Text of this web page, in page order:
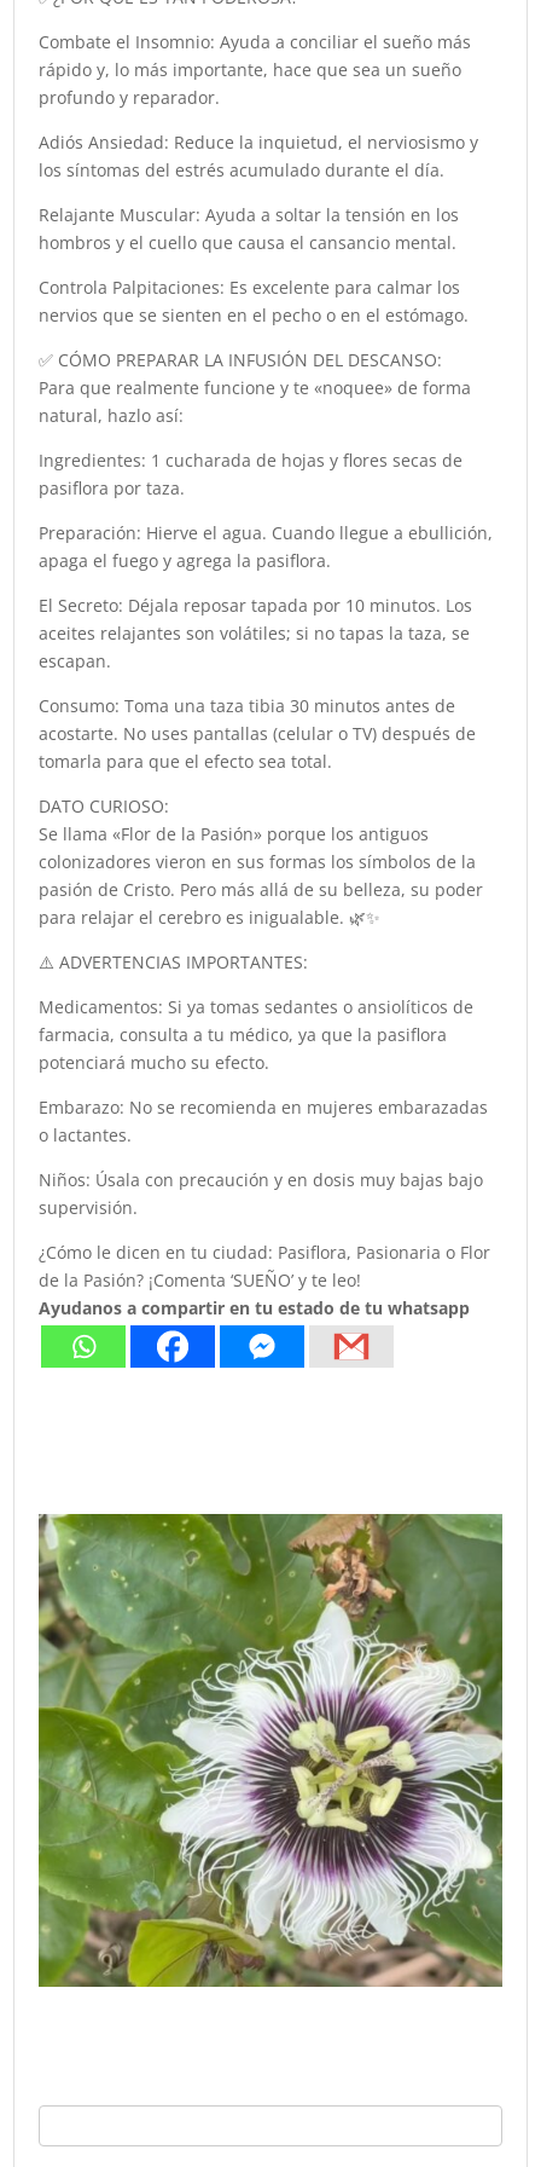
Combate el Insomnio: Ayuda a conciliar el sueño más
rápido y, lo más importante, hace que sea un sueño
profundo y reparador.
Adiós Ansiedad: Reduce la inquietud, el nerviosismo y
los síntomas del estrés acumulado durante el día.
Relajante Muscular: Ayuda a soltar la tensión en los
hombros y el cuello que causa el cansancio mental.
Controla Palpitaciones: Es excelente para calmar los
nervios que se sienten en el pecho o en el estómago.
✅ CÓMO PREPARAR LA INFUSIÓN DEL DESCANSO:
Para que realmente funcione y te «noquee» de forma
natural, hazlo así:
Ingredientes: 1 cucharada de hojas y flores secas de
pasiflora por taza.
Preparación: Hierve el agua. Cuando llegue a ebullición,
apaga el fuego y agrega la pasiflora.
El Secreto: Déjala reposar tapada por 10 minutos. Los
aceites relajantes son volátiles; si no tapas la taza, se
escapan.
Consumo: Toma una taza tibia 30 minutos antes de
acostarte. No uses pantallas (celular o TV) después de
tomarla para que el efecto sea total.
DATO CURIOSO:
Se llama «Flor de la Pasión» porque los antiguos
colonizadores vieron en sus formas los símbolos de la
pasión de Cristo. Pero más allá de su belleza, su poder
para relajar el cerebro es inigualable. 🌿✨
⚠️ ADVERTENCIAS IMPORTANTES:
Medicamentos: Si ya tomas sedantes o ansiolíticos de
farmacia, consulta a tu médico, ya que la pasiflora
potenciará mucho su efecto.
Embarazo: No se recomienda en mujeres embarazadas
o lactantes.
Niños: Úsala con precaución y en dosis muy bajas bajo
supervisión.
¿Cómo le dicen en tu ciudad: Pasiflora, Pasionaria o Flor
de la Pasión? ¡Comenta ‘SUEÑO’ y te leo!
Ayudanos a compartir en tu estado de tu whatsapp